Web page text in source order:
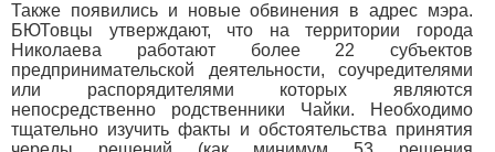
Также появились и новые обвинения в адрес мэра.
БЮТовцы утверждают, что на территории города
Николаева работают более 22 субъектов
предпринимательской деятельности, соучредителями
или распорядителями которых являются
непосредственно родственники Чайки. Необходимо
тщательно изучить факты и обстоятельства принятия